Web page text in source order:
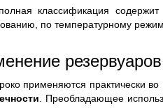
классификация
по температурному
применяются практически во
. Преобладающее